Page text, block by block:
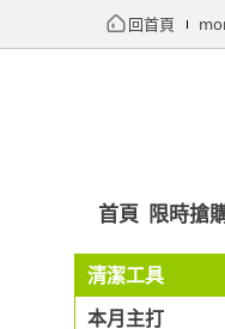
回首頁
首頁 限時搶
清潔工具
本月主打